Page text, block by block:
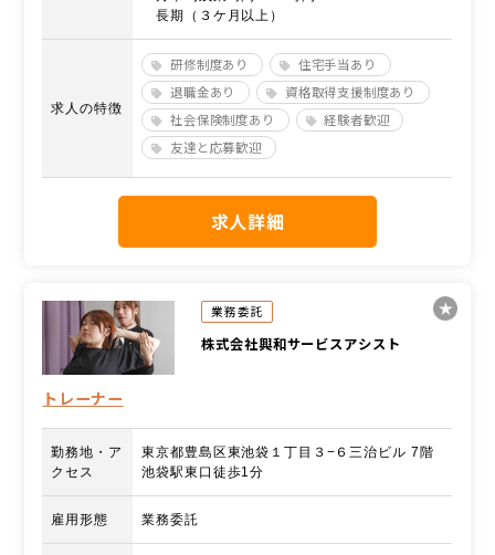
長期（３ケ月以上）
求人の特徴
研修制度あり
住宅手当あり
退職金あり
資格取得支援制度あり
社会保険制度あり
経験者歓迎
友達と応募歓迎
求人詳細
業務委託
株式会社興和サービスアシスト
トレーナー
勤務地・ア
クセス
東京都豊島区東池袋１丁目３−６三治ビル 7階
池袋駅東口徒歩1分
雇用形態 業務委託